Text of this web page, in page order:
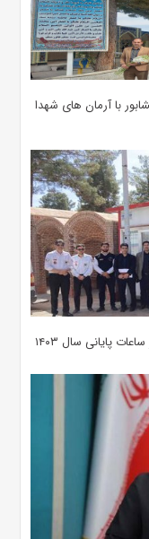
با آرمان های شهدا
پایانی سال ۱۴۰۳